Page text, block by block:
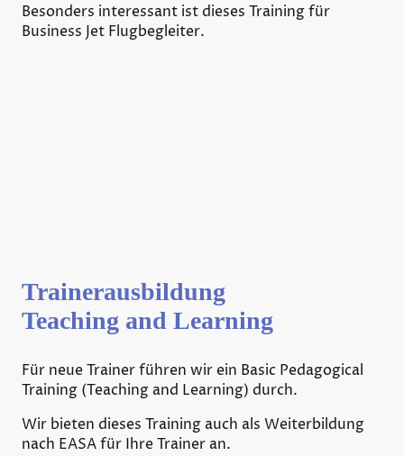
Besonders interessant ist dieses Training für
Business Jet Flugbegleiter.
Trainerausbildung
Teaching and Learning
Für neue Trainer führen wir ein Basic Pedagogical
Training (Teaching and Learning) durch.
Wir bieten dieses Training auch als Weiterbildung
nach EASA für Ihre Trainer an.